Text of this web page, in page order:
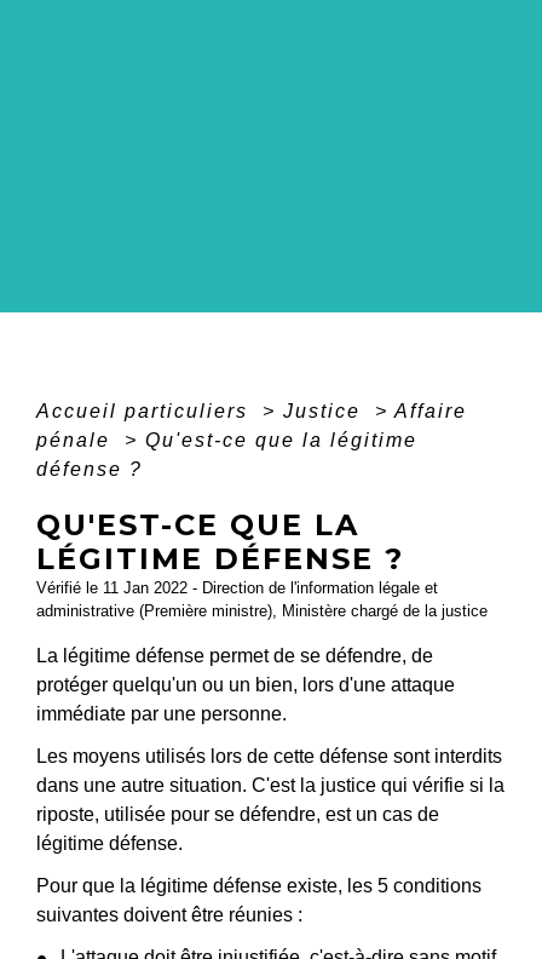
Accueil particuliers > Justice > Affaire
pénale
> Qu'est-ce que la légitime
défense ?
QU'EST-CE QUE LA
LÉGITIME DÉFENSE ?
Vérifié le 11 Jan 2022 - Direction de l'information légale et
administrative (Première ministre), Ministère chargé de la justice
La légitime défense permet de se défendre, de
protéger quelqu'un ou un bien, lors d'une attaque
immédiate par une personne.
Les moyens utilisés lors de cette défense sont interdits
dans une autre situation. C'est la justice qui vérifie si la
riposte, utilisée pour se défendre, est un cas de
légitime défense.
Pour que la légitime défense existe, les 5 conditions
suivantes doivent être réunies :